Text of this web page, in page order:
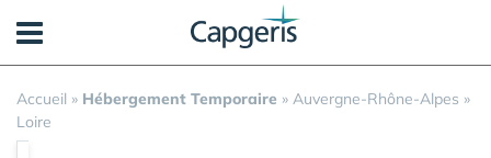
Accueil » Hébergement Temporaire » Auvergne-Rhône-Alpes »
Loire